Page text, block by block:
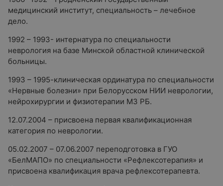
медицинский институт, специальность – лечебное
дело.
1992 – 1993- интернатура по специальности
неврология на базе Минской областной клинической
больницы.
1993 – 1995-клиническая ординатура по специальности
«Нервные болезни» при Белорусском НИИ неврологии,
нейрохирургии и физиотерапии МЗ РБ.
12.07.2004 – присвоена первая квалификационная
категория по неврологии.
05.02.2007 – 07.06.2007 переподготовка в ГУО
«БелМАПО» по специальности «Рефлексотерапия» и
присвоена квалификация врача рефлексотерапевта.